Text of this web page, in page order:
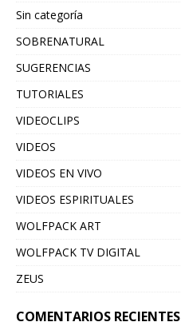
Sin categoría
SOBRENATURAL
SUGERENCIAS
TUTORIALES
VIDEOCLIPS
VIDEOS
VIDEOS EN VIVO
VIDEOS ESPIRITUALES
WOLFPACK ART
WOLFPACK TV DIGITAL
ZEUS
COMENTARIOS RECIENTES